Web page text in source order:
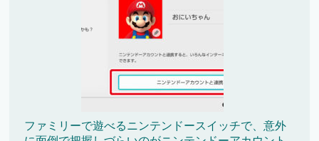
ファミリーで遊べるニンテンドースイッチで、意外